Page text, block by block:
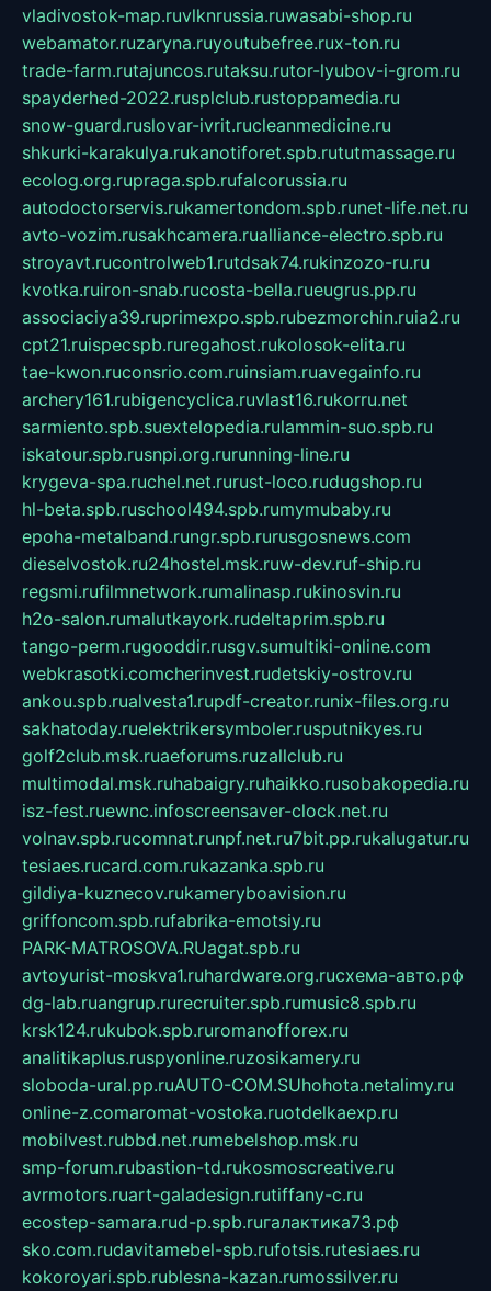
vladivostok-map.ruvlknrussia.ruwasabi-shop.ru
webamator.ruzaryna.ruyoutubefree.rux-ton.ru
trade-farm.rutajuncos.rutaksu.rutor-lyubov-i-grom.ru
spayderhed-2022.rusplclub.rustoppamedia.ru
snow-guard.ruslovar-ivrit.rucleanmedicine.ru
shkurki-karakulya.rukanotiforet.spb.rututmassage.ru
ecolog.org.rupraga.spb.rufalcorussia.ru
autodoctorservis.rukamertondom.spb.runet-life.net.ru
avto-vozim.rusakhcamera.rualliance-electro.spb.ru
stroyavt.rucontrolweb1.rutdsak74.rukinzozo-ru.ru
kvotka.ruiron-snab.rucosta-bella.rueugrus.pp.ru
associaciya39.ruprimexpo.spb.rubezmorchin.ruia2.ru
cpt21.ruispecspb.ruregahost.rukolosok-elita.ru
tae-kwon.ruconsrio.com.ruinsiam.ruavegainfo.ru
archery161.rubigencyclica.ruvlast16.rukorru.net
sarmiento.spb.suextelopedia.rulammin-suo.spb.ru
iskatour.spb.rusnpi.org.rurunning-line.ru
krygeva-spa.ruchel.net.rurust-loco.rudugshop.ru
hl-beta.spb.ruschool494.spb.rumymubaby.ru
epoha-metalband.rungr.spb.rurusgosnews.com
dieselvostok.ru24hostel.msk.ruw-dev.ruf-ship.ru
regsmi.rufilmnetwork.rumalinasp.rukinosvin.ru
h2o-salon.rumalutkayork.rudeltaprim.spb.ru
tango-perm.rugooddir.rusgv.sumultiki-online.com
webkrasotki.comcherinvest.rudetskiy-ostrov.ru
ankou.spb.rualvesta1.rupdf-creator.runix-files.org.ru
sakhatoday.ruelektrikersymboler.rusputnikyes.ru
golf2club.msk.ruaeforums.ruzallclub.ru
multimodal.msk.ruhabaigry.ruhaikko.rusobakopedia.ru
isz-fest.ruewnc.infoscreensaver-clock.net.ru
volnav.spb.rucomnat.runpf.net.ru7bit.pp.rukalugatur.ru
tesiaes.rucard.com.rukazanka.spb.ru
gildiya-kuznecov.rukameryboavision.ru
griffoncom.spb.rufabrika-emotsiy.ru
PARK-MATROSOVA.RUagat.spb.ru
avtoyurist-moskva1.ruhardware.org.ruсхема-авто.рф
dg-lab.ruangrup.rurecruiter.spb.rumusic8.spb.ru
krsk124.rukubok.spb.ruromanofforex.ru
analitikaplus.ruspyonline.ruzosikamery.ru
sloboda-ural.pp.ruAUTO-COM.SUhohota.netalimy.ru
online-z.comaromat-vostoka.ruotdelkaexp.ru
mobilvest.rubbd.net.rumebelshop.msk.ru
smp-forum.rubastion-td.rukosmoscreative.ru
avrmotors.ruart-galadesign.rutiffany-c.ru
ecostep-samara.rud-p.spb.ruгалактика73.рф
sko.com.rudavitamebel-spb.rufotsis.rutesiaes.ru
kokoroyari.spb.rublesna-kazan.rumossilver.ru